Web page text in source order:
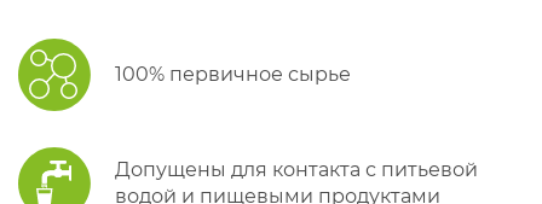
100% первичное сырье
Допущены для контакта с питьевой
водой и пищевыми продуктами